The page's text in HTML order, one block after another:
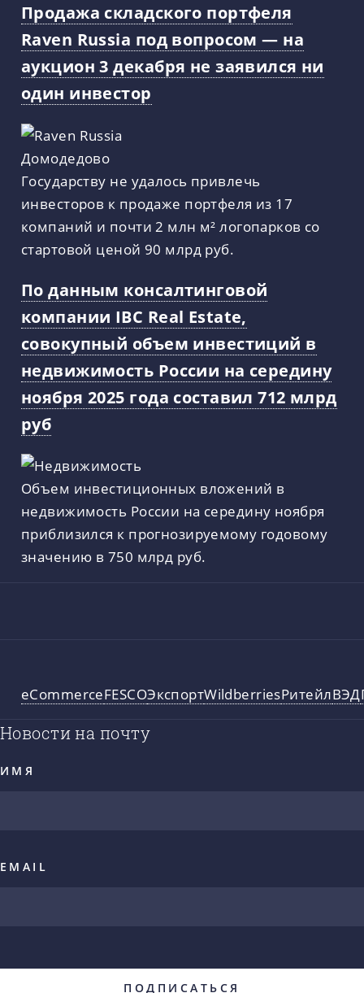
Продажа складского портфеля
Raven Russia под вопросом — на
аукцион 3 декабря не заявился ни
один инвестор
Государству не удалось привлечь
инвесторов к продаже портфеля из 17
компаний и почти 2 млн м² логопарков со
стартовой ценой 90 млрд руб.
По данным консалтинговой
компании IBC Real Estate,
совокупный объем инвестиций в
недвижимость России на середину
ноября 2025 года составил 712 млрд
руб
Объем инвестиционных вложений в
недвижимость России на середину ноября
приблизился к прогнозируемому годовому
значению в 750 млрд руб.
eCommerceFESCOЭкспортWildberriesРитейлВЭД
Новости на почту
ИМЯ
EMAIL